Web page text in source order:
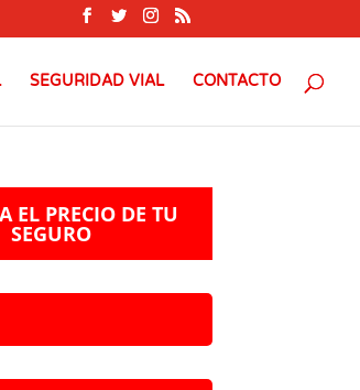
SEGURIDAD VIAL CONTACTO
EL PRECIO DE TU
SEGURO